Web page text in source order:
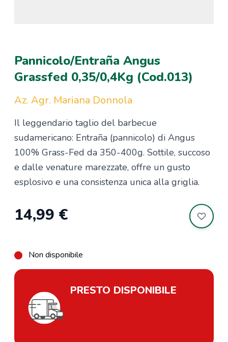
Pannicolo/Entraña Angus
Grassfed 0,35/0,4Kg (Cod.013)
Az. Agr. Mariana Donnola
Il leggendario taglio del barbecue
sudamericano: Entraña (pannicolo) di Angus
100% Grass-Fed da 350-400g. Sottile, succoso
e dalle venature marezzate, offre un gusto
esplosivo e una consistenza unica alla griglia.
14,99 €
Non disponibile
PRESTO DISPONIBILE